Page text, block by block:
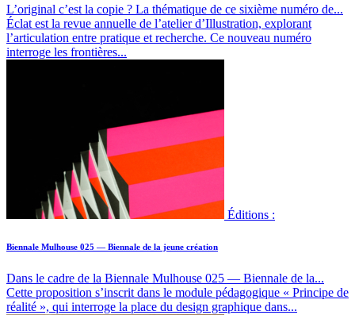
L’original c’est la copie ? La thématique de ce sixième numéro de...
Éclat est la revue annuelle de l’atelier d’Illustration, explorant
l’articulation entre pratique et recherche. Ce nouveau numéro
interroge les frontières...
Éditions :
Biennale Mulhouse 025 — Biennale de la jeune création
Dans le cadre de la Biennale Mulhouse 025 — Biennale de la...
Cette proposition s’inscrit dans le module pédagogique « Principe de
réalité », qui interroge la place du design graphique dans...